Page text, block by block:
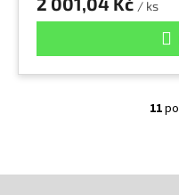
/ ks
11